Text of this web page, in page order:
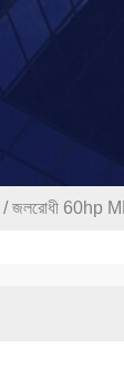
/ জলরোধী 60hp